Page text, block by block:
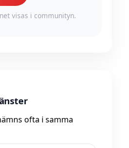
visas i communityn.
ofta i samma